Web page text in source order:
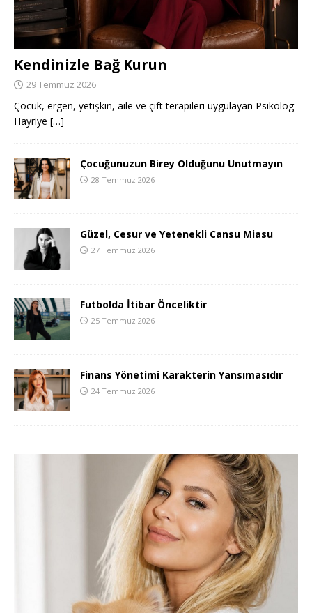
Kendinizle Bağ Kurun
29 Temmuz 2026
Çocuk, ergen, yetişkin, aile ve çift terapileri uygulayan Psikolog
Hayriye […]
Çocuğunuzun Birey Olduğunu Unutmayın
28 Temmuz 2026
Güzel, Cesur ve Yetenekli Cansu Miasu
27 Temmuz 2026
Futbolda İtibar Önceliktir
25 Temmuz 2026
Finans Yönetimi Karakterin Yansımasıdır
24 Temmuz 2026